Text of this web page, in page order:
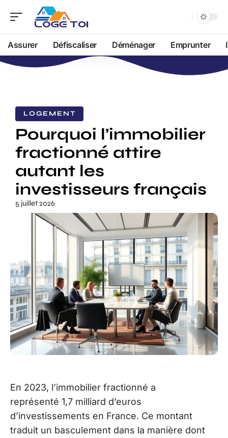
Assurer Défiscaliser Déménager Emprunter
LOGEMENT
Pourquoi l’immobilier
fractionné attire
autant les
investisseurs français
5 juillet 2026
En 2023, l’immobilier fractionné a
représenté 1,7 milliard d’euros
d’investissements en France. Ce montant
traduit un basculement dans la manière dont